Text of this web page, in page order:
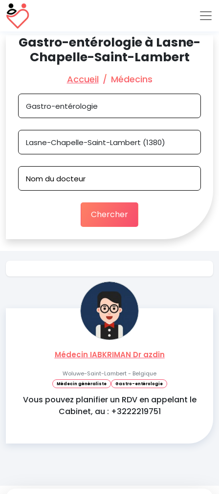
Gastro-entérologie à Lasne-
Chapelle-Saint-Lambert
Accueil Médecins
Chercher
Médecin IABKRIMAN Dr azdin
Woluwe-Saint-Lambert - Belgique
Médecin généraliste Gastro-entérologie
Vous pouvez planifier un RDV en appelant le
Cabinet, au : +3222219751